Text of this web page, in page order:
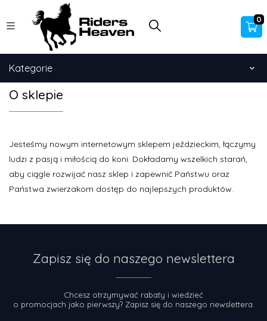
0
Kategorie
O sklepie
Jesteśmy nowym internetowym sklepem jeździeckim, łączymy
ludzi z pasją i miłością do koni. Dokładamy wszelkich starań,
aby ciągle rozwijać nasz sklep i zapewnić Państwu oraz
Państwa zwierzakom dostęp do najlepszych produktów.
Zapisz się do naszego newslettera
Chcesz otrzymywać rabaty i wiedzieć
o promocjach jako pierwszy? Zapisz się do naszego newslettera.